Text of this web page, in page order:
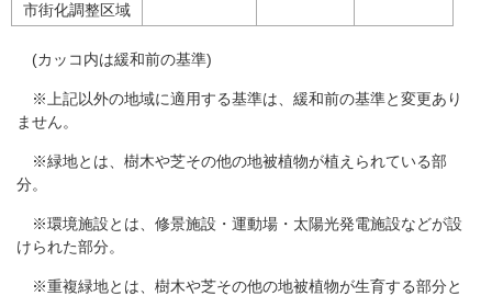
市街化調整区域
(カッコ内は緩和前の基準)
※上記以外の地域に適用する基準は、緩和前の基準と変更あり
ません。
※緑地とは、樹木や芝その他の地被植物が植えられている部
分。
※環境施設とは、修景施設・運動場・太陽光発電施設などが設
けられた部分。
※重複緑地とは、樹木や芝その他の地被植物が生育する部分と